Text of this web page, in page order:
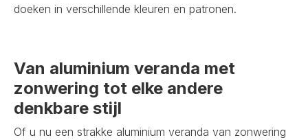
doeken in verschillende kleuren en patronen.
Van aluminium veranda met
zonwering tot elke andere
denkbare stijl
Of u nu een strakke aluminium veranda van zonwering